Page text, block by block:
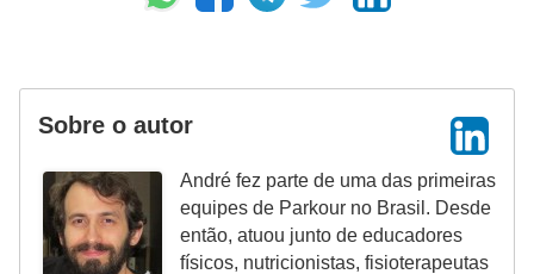
Sobre o autor
André fez parte de uma das primeiras
equipes de Parkour no Brasil. Desde
então, atuou junto de educadores
físicos, nutricionistas, fisioterapeutas